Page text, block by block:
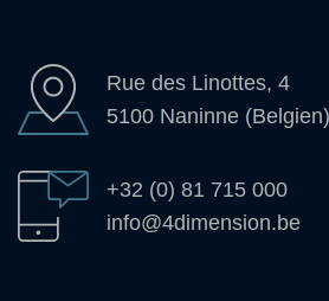
Rue des Linottes, 4
5100 Naninne (Belgien)
+32 (0) 81 715 000
info@4dimension.be